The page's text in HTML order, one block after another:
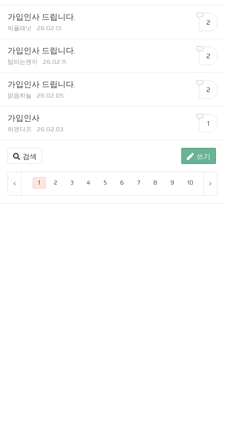
가입인사 드립니다.
빅플래닛 26.02.13.
2
가입인사 드립니다.
탐라는엔지 26.02.11.
2
가입인사 드립니다.
맑음하늘 26.02.05.
2
가입인사
하겐다즈 26.02.03.
1
검색 쓰기
1 2 3 4 5 6 7 8 9 10 끝